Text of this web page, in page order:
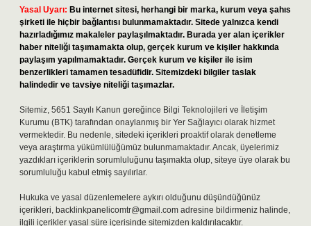
Yasal Uyarı: Bu internet sitesi, herhangi bir marka, kurum veya şahıs
şirketi ile hiçbir bağlantısı bulunmamaktadır. Sitede yalnızca kendi
hazırladığımız makaleler paylaşılmaktadır. Burada yer alan içerikler
haber niteliği taşımamakta olup, gerçek kurum ve kişiler hakkında
paylaşım yapılmamaktadır. Gerçek kurum ve kişiler ile isim
benzerlikleri tamamen tesadüfidir. Sitemizdeki bilgiler taslak
halindedir ve tavsiye niteliği taşımazlar.
Sitemiz, 5651 Sayılı Kanun gereğince Bilgi Teknolojileri ve İletişim
Kurumu (BTK) tarafından onaylanmış bir Yer Sağlayıcı olarak hizmet
vermektedir. Bu nedenle, sitedeki içerikleri proaktif olarak denetleme
veya araştırma yükümlülüğümüz bulunmamaktadır. Ancak, üyelerimiz
yazdıkları içeriklerin sorumluluğunu taşımakta olup, siteye üye olarak bu
sorumluluğu kabul etmiş sayılırlar.
Hukuka ve yasal düzenlemelere aykırı olduğunu düşündüğünüz
içerikleri, backlinkpanelicomtr@gmail.com adresine bildirmeniz halinde,
ilgili içerikler yasal süre içerisinde sitemizden kaldırılacaktır.